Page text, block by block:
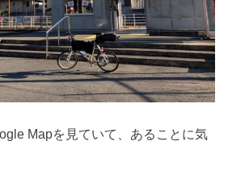
Mapを見ていて、あることに気